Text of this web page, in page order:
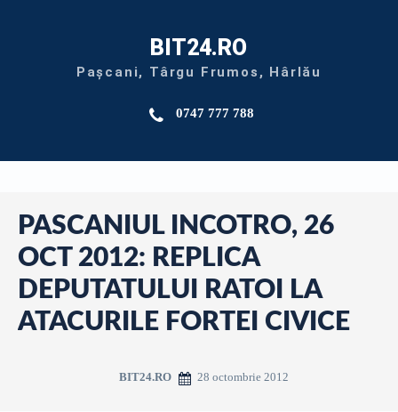
BIT24.RO
Pașcani, Târgu Frumos, Hârlău
0747 777 788
PASCANIUL INCOTRO, 26
OCT 2012: REPLICA
DEPUTATULUI RATOI LA
ATACURILE FORTEI CIVICE
BIT24.RO 28 octombrie 2012